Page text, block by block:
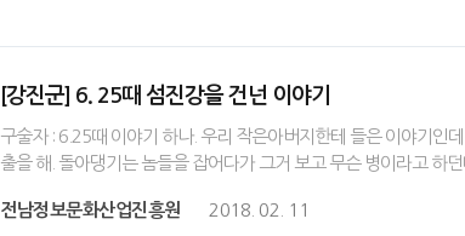
[강진군] 6. 25때 섬진강을 건넌 이야기
구술자 : 6.25때 이야기 하나. 우리 작은아버지한테 들은 이야기인
출을 해. 돌아댕기는 놈들을 잡어다가 그거 보고 무슨 병이라고
전남정보문화산업진흥원 2018. 02. 11